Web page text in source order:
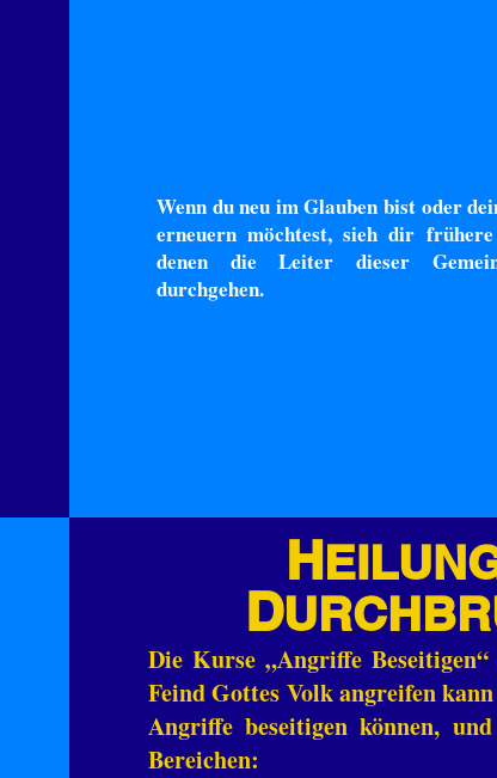
Wenn du neu im Glauben bist oder
erneuern möchtest, sieh dir
denen die Leiter dieser
durchgehen.
H
D
Die Kurse „Angriffe
Feind Gottes Volk angreifen
Angriffe beseitigen können,
Bereichen: